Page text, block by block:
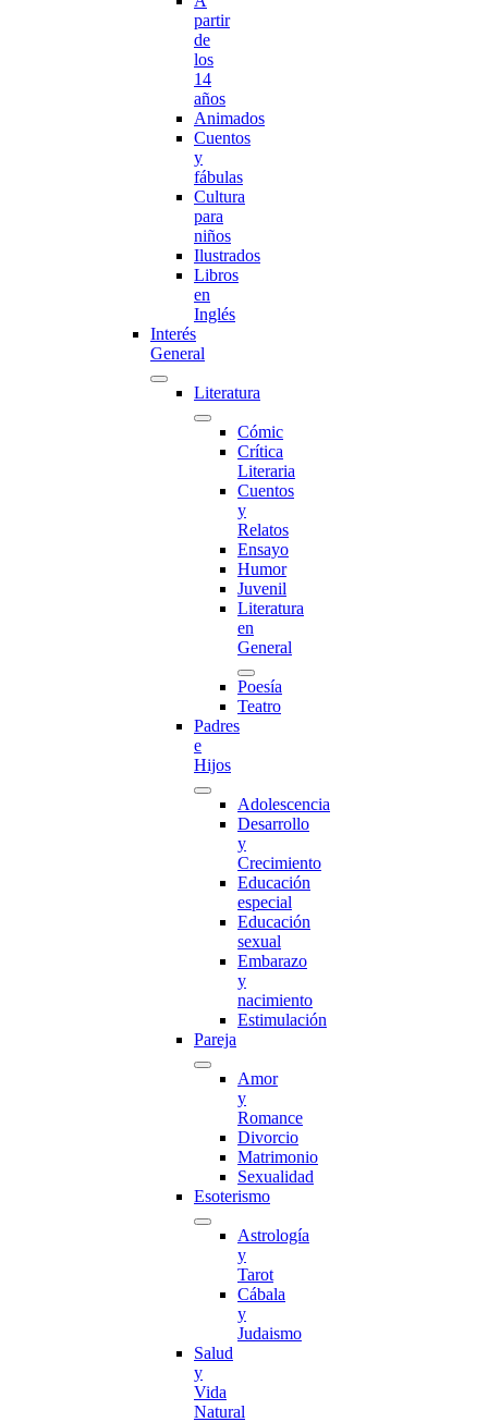
partir
de
los
14
años
Animados
Cuentos
y
fábulas
Cultura
para
niños
Ilustrados
Libros
en
Inglés
Interés
General
Literatura
Cómic
Crítica
Literaria
Cuentos
y
Relatos
Ensayo
Humor
Juvenil
Literatura
en
General
Poesía
Teatro
Padres
e
Hijos
Adolescencia
Desarrollo
y
Crecimiento
Educación
especial
Educación
sexual
Embarazo
y
nacimiento
Estimulación
Pareja
Amor
y
Romance
Divorcio
Matrimonio
Sexualidad
Esoterismo
Astrología
y
Tarot
Cábala
y
Judaismo
Salud
y
Vida
Natural